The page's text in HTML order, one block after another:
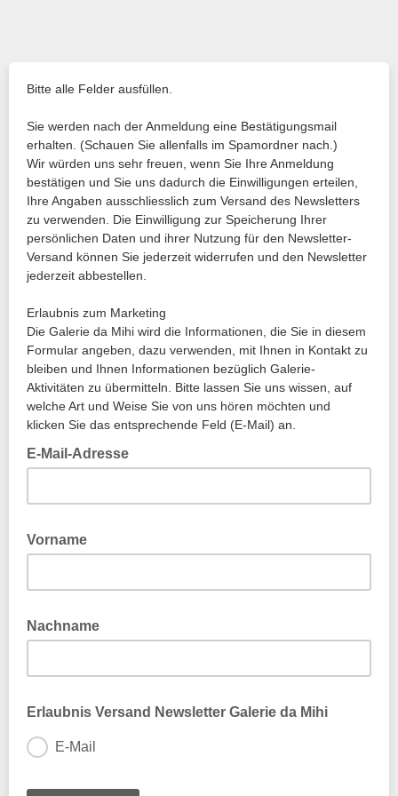
Bitte alle Felder ausfüllen.
Sie werden nach der Anmeldung eine Bestätigungsmail
erhalten. (Schauen Sie allenfalls im Spamordner nach.)
Wir würden uns sehr freuen, wenn Sie Ihre Anmeldung
bestätigen und Sie uns dadurch die Einwilligungen erteilen,
Ihre Angaben ausschliesslich zum Versand des Newsletters
zu verwenden. Die Einwilligung zur Speicherung Ihrer
persönlichen Daten und ihrer Nutzung für den Newsletter-
Versand können Sie jederzeit widerrufen und den Newsletter
jederzeit abbestellen.
Erlaubnis zum Marketing
Die Galerie da Mihi wird die Informationen, die Sie in diesem
Formular angeben, dazu verwenden, mit Ihnen in Kontakt zu
bleiben und Ihnen Informationen bezüglich Galerie-
Aktivitäten zu übermitteln. Bitte lassen Sie uns wissen, auf
welche Art und Weise Sie von uns hören möchten und
klicken Sie das entsprechende Feld (E-Mail) an.
E-Mail-Adresse
Vorname
Nachname
Erlaubnis Versand Newsletter Galerie da Mihi
E-Mail